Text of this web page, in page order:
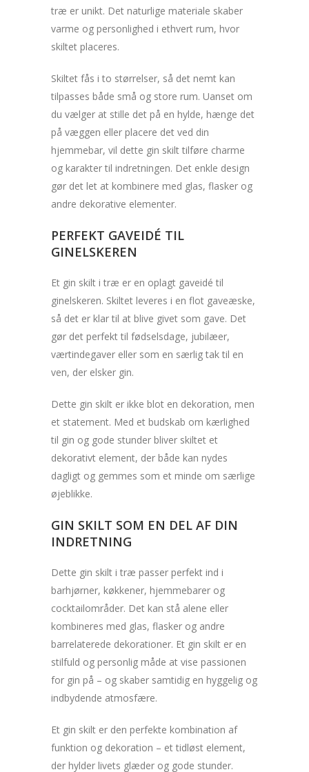
træ er unikt. Det naturlige materiale skaber
varme og personlighed i ethvert rum, hvor
skiltet placeres.
Skiltet fås i to størrelser, så det nemt kan
tilpasses både små og store rum. Uanset om
du vælger at stille det på en hylde, hænge det
på væggen eller placere det ved din
hjemmebar, vil dette gin skilt tilføre charme
og karakter til indretningen. Det enkle design
gør det let at kombinere med glas, flasker og
andre dekorative elementer.
PERFEKT GAVEIDÉ TIL
GINELSKEREN
Et gin skilt i træ er en oplagt gaveidé til
ginelskeren. Skiltet leveres i en flot gaveæske,
så det er klar til at blive givet som gave. Det
gør det perfekt til fødselsdage, jubilæer,
værtindegaver eller som en særlig tak til en
ven, der elsker gin.
Dette gin skilt er ikke blot en dekoration, men
et statement. Med et budskab om kærlighed
til gin og gode stunder bliver skiltet et
dekorativt element, der både kan nydes
dagligt og gemmes som et minde om særlige
øjeblikke.
GIN SKILT SOM EN DEL AF DIN
INDRETNING
Dette gin skilt i træ passer perfekt ind i
barhjørner, køkkener, hjemmebarer og
cocktailområder. Det kan stå alene eller
kombineres med glas, flasker og andre
barrelaterede dekorationer. Et gin skilt er en
stilfuld og personlig måde at vise passionen
for gin på – og skaber samtidig en hyggelig og
indbydende atmosfære.
Et gin skilt er den perfekte kombination af
funktion og dekoration – et tidløst element,
der hylder livets glæder og gode stunder.